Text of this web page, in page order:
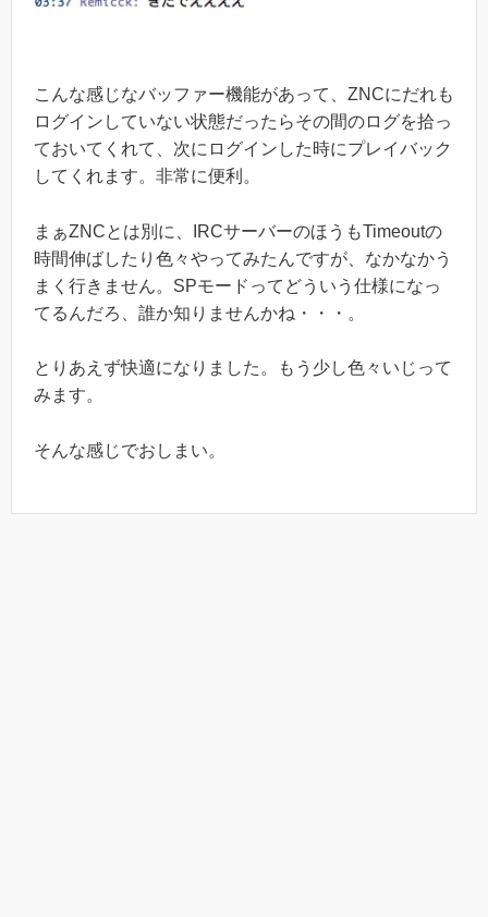
こんな感じなバッファー機能があって、ZNCにだれも
ログインしていない状態だったらその間のログを拾っ
ておいてくれて、次にログインした時にプレイバック
してくれます。非常に便利。
まぁZNCとは別に、IRCサーバーのほうもTimeoutの
時間伸ばしたり色々やってみたんですが、なかなかう
まく行きません。SPモードってどういう仕様になっ
てるんだろ、誰か知りませんかね・・・。
とりあえず快適になりました。もう少し色々いじって
みます。
そんな感じでおしまい。